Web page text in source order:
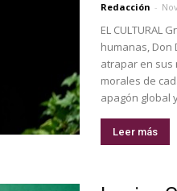
Redacción -
EL CULTURAL
humanas, Don
atrapar en sus
morales de
apagón global
Leer más